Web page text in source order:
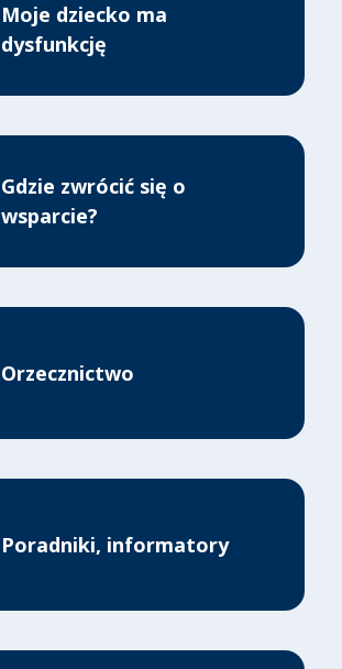
Moje dziecko ma
dysfunkcję
Gdzie zwrócić się o
wsparcie?
Orzecznictwo
Poradniki, informatory